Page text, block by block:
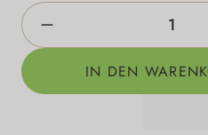
Produkt Anzahl: Gib
IN DEN